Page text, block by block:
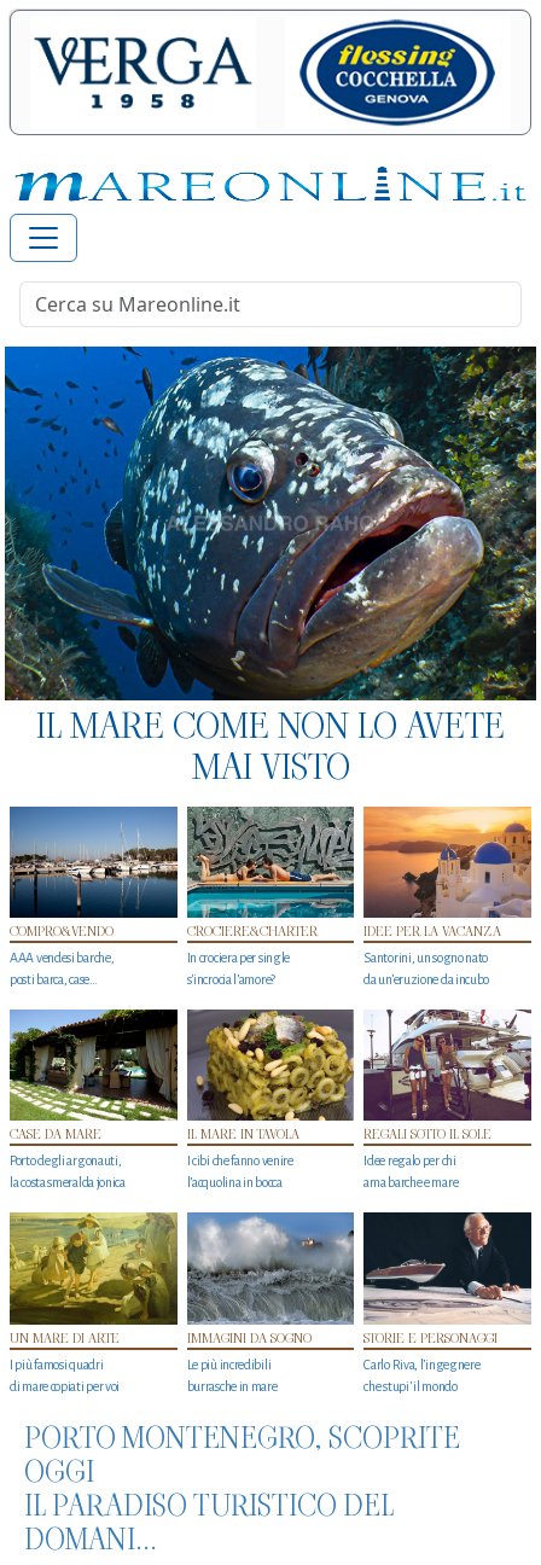
IL MARE COME NON LO AVETE
MAI VISTO
COMPRO&VENDO
AAA vendesi barche,
posti barca, case…
CROCIERE&CHARTER
In crociera per single
s'incrocia l’amore?
IDEE PER LA VACANZA
Santorini, un sogno nato
da un’eruzione da incubo
CASE DA MARE
Porto degli argonauti,
la costa smeralda jonica
IL MARE IN TAVOLA
I cibi che fanno venire
l’acquolina in bocca
REGALI SOTTO IL SOLE
Idee regalo per chi
ama barche e mare
UN MARE DI ARTE
I più famosi quadri
di mare copiati per voi
IMMAGINI DA SOGNO
Le più incredibili
burrasche in mare
STORIE E PERSONAGGI
Carlo Riva, l’ingegnere
che stupi' il mondo
PORTO MONTENEGRO, SCOPRITE
OGGI
IL PARADISO TURISTICO DEL
DOMANI...